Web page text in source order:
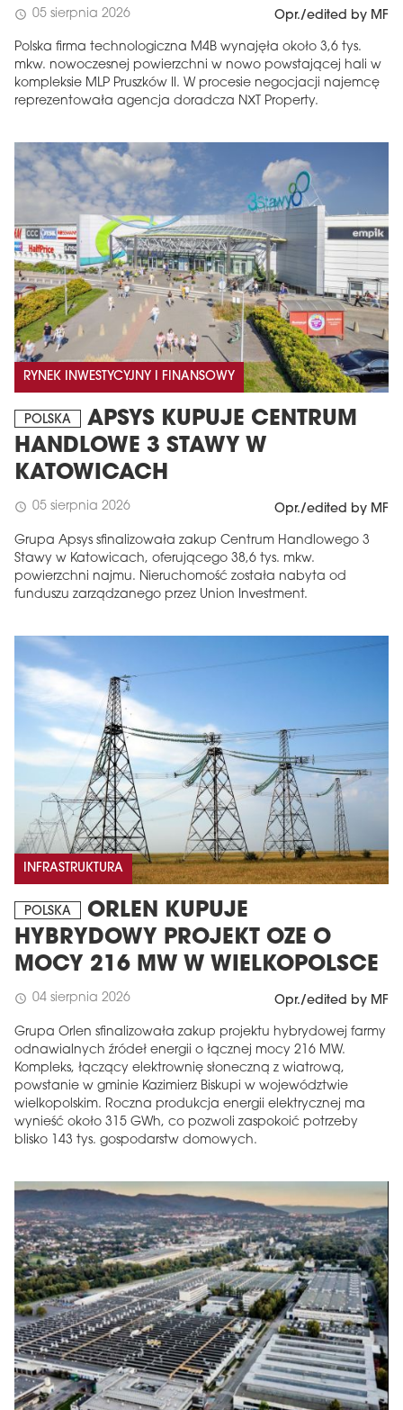
schedule 05 sierpnia 2026 Opr./edited by MF
Polska firma technologiczna M4B wynajęła około 3,6 tys.
mkw. nowoczesnej powierzchni w nowo powstającej hali w
kompleksie MLP Pruszków II. W procesie negocjacji najemcę
reprezentowała agencja doradcza NXT Property.
RYNEK INWESTYCYJNY I FINANSOWY
POLSKA
APSYS KUPUJE CENTRUM
HANDLOWE 3 STAWY W
KATOWICACH
schedule 05 sierpnia 2026 Opr./edited by MF
Grupa Apsys sfinalizowała zakup Centrum Handlowego 3
Stawy w Katowicach, oferującego 38,6 tys. mkw.
powierzchni najmu. Nieruchomość została nabyta od
funduszu zarządzanego przez Union Investment.
INFRASTRUKTURA
POLSKA
ORLEN KUPUJE
HYBRYDOWY PROJEKT OZE O
MOCY 216 MW W WIELKOPOLSCE
schedule 04 sierpnia 2026 Opr./edited by MF
Grupa Orlen sfinalizowała zakup projektu hybrydowej farmy
odnawialnych źródeł energii o łącznej mocy 216 MW.
Kompleks, łączący elektrownię słoneczną z wiatrową,
powstanie w gminie Kazimierz Biskupi w województwie
wielkopolskim. Roczna produkcja energii elektrycznej ma
wynieść około 315 GWh, co pozwoli zaspokoić potrzeby
blisko 143 tys. gospodarstw domowych.